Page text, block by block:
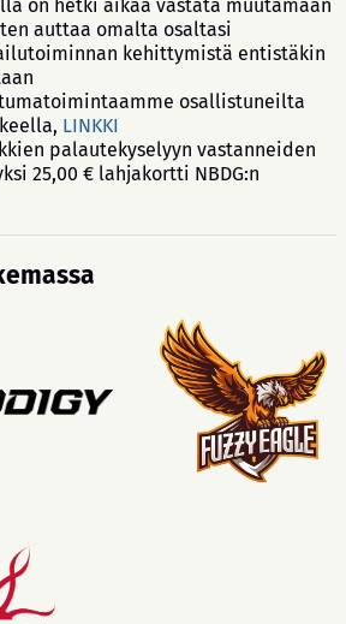
on hetki aikaa vastata muutamaan
auttaa omalta osaltasi
kehittymistä entistäkin
osallistuneilta
LINKKI
palautekyselyyn vastanneiden
25,00 € lahjakortti NBDG:n